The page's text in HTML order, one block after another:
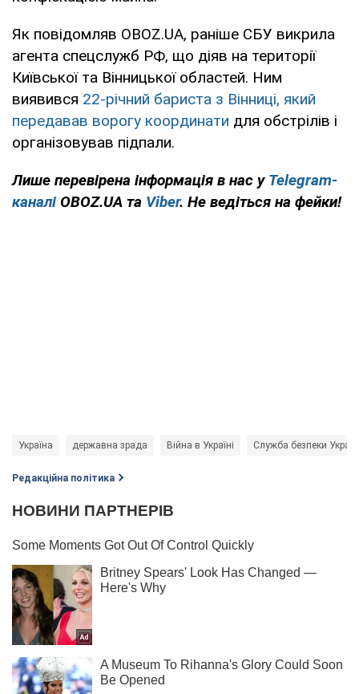
Як повідомляв OBOZ.UA, раніше СБУ викрила
агента спецслужб РФ, що діяв на території
Київської та Вінницької областей. Ним
виявився 22-річний бариста з Вінниці, який
передавав ворогу координати для обстрілів і
організовував підпали.
Лише перевірена інформація в нас у Telegram-
каналі OBOZ.UA та Viber. Не ведіться на фейки!
Україна державна зрада Війна в Україні Служба безпеки
Редакційна політика